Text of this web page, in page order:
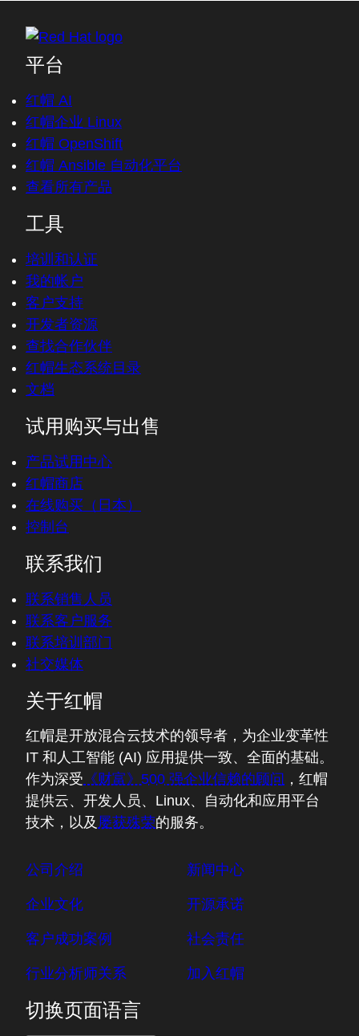
平台
红帽 AI
红帽企业 Linux
红帽 OpenShift
红帽 Ansible 自动化平台
查看所有产品
工具
培训和认证
我的帐户
客户支持
开发者资源
查找合作伙伴
红帽生态系统目录
文档
试用购买与出售
产品试用中心
红帽商店
在线购买（日本）
控制台
联系我们
联系销售人员
联系客户服务
联系培训部门
社交媒体
关于红帽
红帽是开放混合云技术的领导者，为企业变革性
IT 和人工智能 (AI) 应用提供一致、全面的基础。
作为深受 《财富》500 强企业信赖的顾问 ，红帽
提供云、开发人员、Linux、自动化和应用平台
技术，以及 屡获殊荣的服务。
公司介绍
企业文化
客户成功案例
行业分析师关系
新闻中心
开源承诺
社会责任
加入红帽
切换页面语言